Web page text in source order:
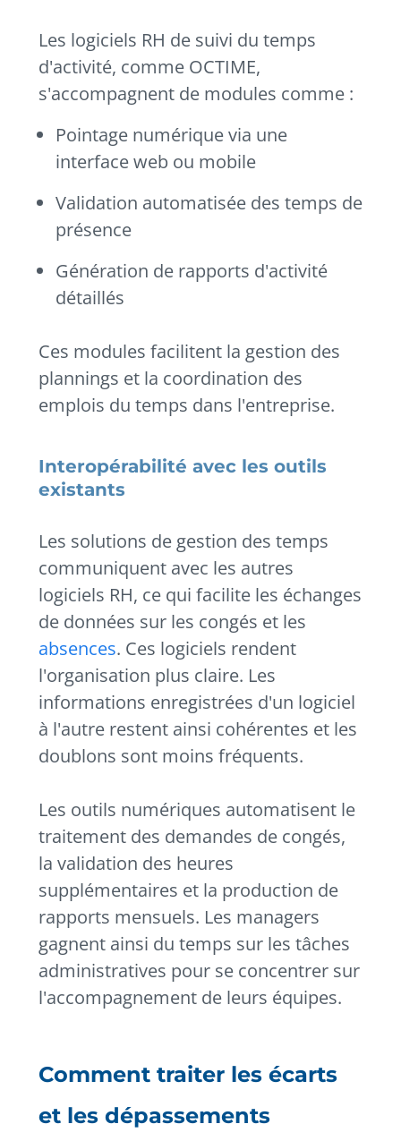
Les logiciels RH de suivi du temps
d'activité, comme OCTIME,
s'accompagnent de modules comme :
Pointage numérique via une
interface web ou mobile
Validation automatisée des temps de
présence
Génération de rapports d'activité
détaillés
Ces modules facilitent la gestion des
plannings et la coordination des
emplois du temps dans l'entreprise.
Interopérabilité avec les outils
existants
Les solutions de gestion des temps
communiquent avec les autres
logiciels RH, ce qui facilite les échanges
de données sur les congés et les
absences. Ces logiciels rendent
l'organisation plus claire. Les
informations enregistrées d'un logiciel
à l'autre restent ainsi cohérentes et les
doublons sont moins fréquents.
Les outils numériques automatisent le
traitement des demandes de congés,
la validation des heures
supplémentaires et la production de
rapports mensuels. Les managers
gagnent ainsi du temps sur les tâches
administratives pour se concentrer sur
l'accompagnement de leurs équipes.
Comment traiter les écarts
et les dépassements